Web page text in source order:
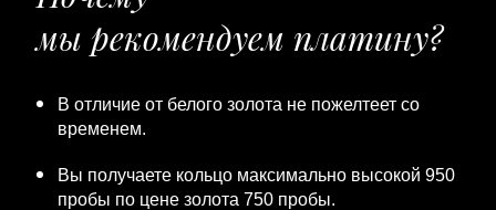
мы рекомендуем платину?
В отличие от белого золота не пожелтеет со
временем.
Вы получаете кольцо максимально высокой 950
пробы по цене золота 750 пробы.